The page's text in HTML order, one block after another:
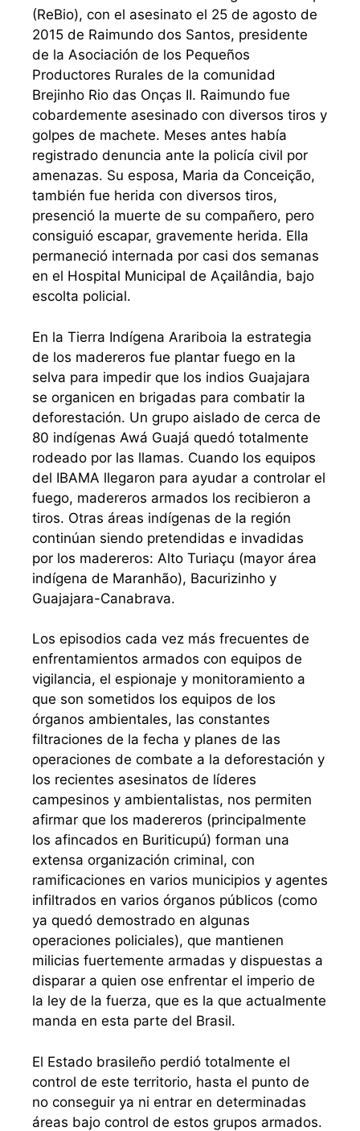
(ReBio), con el asesinato el 25 de agosto de
2015 de Raimundo dos Santos, presidente
de la Asociación de los Pequeños
Productores Rurales de la comunidad
Brejinho Rio das Onças II. Raimundo fue
cobardemente asesinado con diversos tiros y
golpes de machete. Meses antes había
registrado denuncia ante la policía civil por
amenazas. Su esposa, Maria da Conceição,
también fue herida con diversos tiros,
presenció la muerte de su compañero, pero
consiguió escapar, gravemente herida. Ella
permaneció internada por casi dos semanas
en el Hospital Municipal de Açailândia, bajo
escolta policial.
En la Tierra Indígena Arariboia la estrategia
de los madereros fue plantar fuego en la
selva para impedir que los indios Guajajara
se organicen en brigadas para combatir la
deforestación. Un grupo aislado de cerca de
80 indígenas Awá Guajá quedó totalmente
rodeado por las llamas. Cuando los equipos
del IBAMA llegaron para ayudar a controlar el
fuego, madereros armados los recibieron a
tiros. Otras áreas indígenas de la región
continúan siendo pretendidas e invadidas
por los madereros: Alto Turiaçu (mayor área
indígena de Maranhão), Bacurizinho y
Guajajara-Canabrava.
Los episodios cada vez más frecuentes de
enfrentamientos armados con equipos de
vigilancia, el espionaje y monitoramiento a
que son sometidos los equipos de los
órganos ambientales, las constantes
filtraciones de la fecha y planes de las
operaciones de combate a la deforestación y
los recientes asesinatos de líderes
campesinos y ambientalistas, nos permiten
afirmar que los madereros (principalmente
los afincados en Buriticupú) forman una
extensa organización criminal, con
ramificaciones en varios municipios y agentes
infiltrados en varios órganos públicos (como
ya quedó demostrado en algunas
operaciones policiales), que mantienen
milicias fuertemente armadas y dispuestas a
disparar a quien ose enfrentar el imperio de
la ley de la fuerza, que es la que actualmente
manda en esta parte del Brasil.
El Estado brasileño perdió totalmente el
control de este territorio, hasta el punto de
no conseguir ya ni entrar en determinadas
áreas bajo control de estos grupos armados.